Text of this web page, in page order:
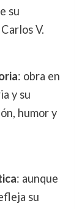
su
V.
: obra en
y su
humor y
: aunque
su